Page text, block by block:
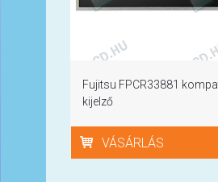
Fujitsu FPCR33881
kijelző
VÁSÁRLÁS